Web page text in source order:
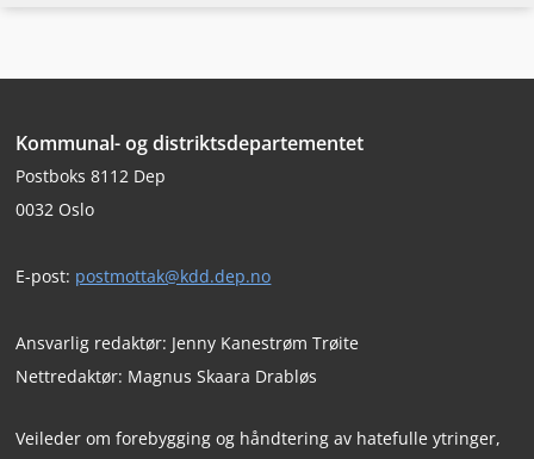
Formål med veilederen
Juridiske rammer
Konsekvenser
Trusselvurderinger
Vil du lese mer om temaet?
Bunntekst
Kommunal- og distriktsdepartementet
Postboks 8112 Dep
0032 Oslo
E-post: postmottak@kdd.dep.no
Ansvarlig redaktør: Jenny Kanestrøm Trøite
Nettredaktør: Magnus Skaara Drabløs
Veileder om forebygging og håndtering av hatefulle ytringer,